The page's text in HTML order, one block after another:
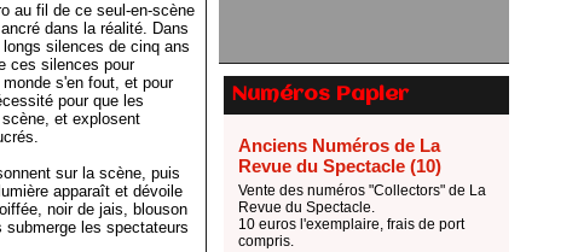
au fil de ce seul-en-scène
dans la réalité. Dans
silences de cinq ans
ces silences pour
s'en fout, et pour
pour que les
et explosent
sur la scène, puis
apparaît et dévoile
noir de jais, blouson
les spectateurs
Numéros Papier
Anciens Numéros de La
Revue du Spectacle (10)
Vente des numéros "Collectors" de La
Revue du Spectacle.
10 euros l'exemplaire, frais de port
compris.